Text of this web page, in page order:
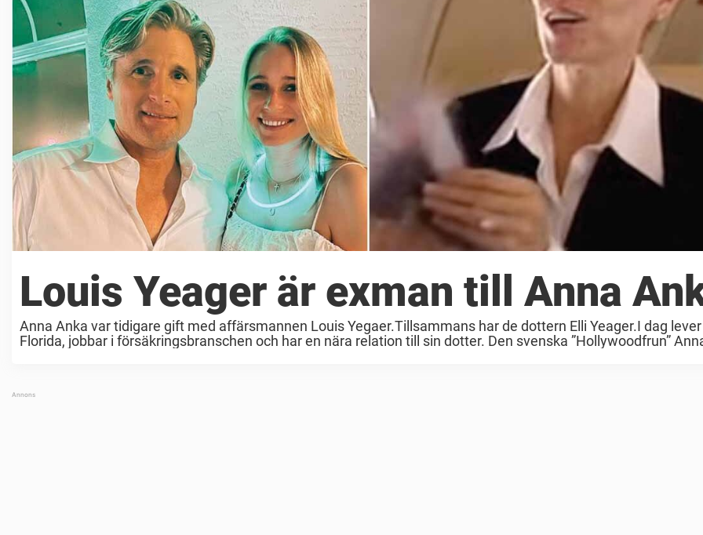
Louis Yeager är exman till Anna
Anna Anka var tidigare gift med affärsmannen Louis Yegaer.Tillsammans har de dottern Elli Yeager.I dag
Florida, jobbar i försäkringsbranschen och har en nära relation till sin dotter. Den svenska ”Hollywoodfrun”